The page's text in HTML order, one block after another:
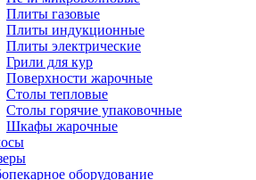
Плиты газовые
Плиты индукционные
Плиты электрические
Грили для кур
Поверхности жарочные
Столы тепловые
Столы горячие упаковочные
Шкафы жарочные
оборудование